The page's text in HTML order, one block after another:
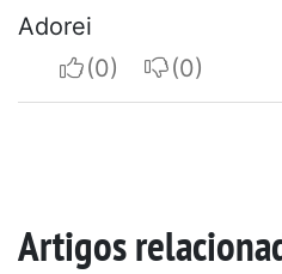
Adorei
I apreciateI do not
Artigos